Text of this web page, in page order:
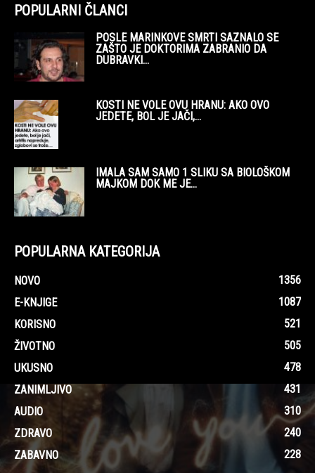
POPULARNI ČLANCI
POSLE MARINKOVE SMRTI SAZNALO SE
ZAŠTO JE DOKTORIMA ZABRANIO DA
DUBRAVKI...
KOSTI NE VOLE OVU HRANU: AKO OVO
JEDETE, BOL JE JAČI,...
IMALA SAM SAMO 1 SLIKU SA BIOLOŠKOM
MAJKOM DOK ME JE...
POPULARNA KATEGORIJA
NOVO
1356
E-KNJIGE
1087
KORISNO
521
ŽIVOTNO
505
UKUSNO
478
ZANIMLJIVO
431
AUDIO
310
ZDRAVO
240
ZABAVNO
228